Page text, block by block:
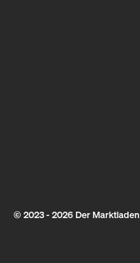
© 2023 - 2026 Der Marktladen